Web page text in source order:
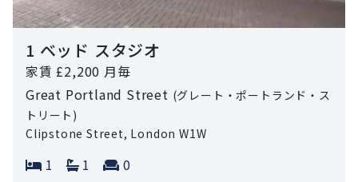
1 ベッド スタジオ
家賃 £2,200 月毎
Great Portland Street (グレート・ポートランド・ス
トリート)
Clipstone Street, London W1W
Bedrooms:
1 Bathrooms:
1 Reception rooms:
0